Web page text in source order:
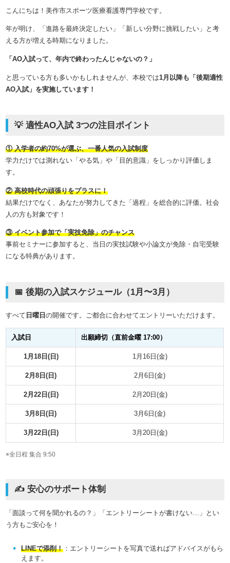
こんにちは！美作市スポーツ医療看護専門学校です。
年が明け、「進路を最終決定したい」「新しい分野に挑戦したい」と考
える方が増える時期になりました。
「AO入試って、年内で終わったんじゃないの？」
と思っている方も多いかもしれませんが、本校では1月以降も「後期適性
AO入試」を実施しています！
💡 適性AO入試 3つの注目ポイント
① 入学者の約70%が選ぶ、一番人気の入試制度
学力だけでは測れない「やる気」や「目的意識」をしっかり評価しま
す。
② 高校時代の頑張りをプラスに！
結果だけでなく、あなたが努力してきた「過程」を総合的に評価。社会
人の方も対象です！
③ イベント参加で「実技免除」のチャンス
事前セミナーに参加すると、当日の実技試験や小論文が免除・自宅受験
になる特典があります。
📅 後期の入試スケジュール（1月〜3月）
すべて 日曜日の開催です。ご都合に合わせてエントリーいただけます。
入試日 出願締切（直前金曜 17:00）
1月18日(日) 1月16日(金)
2月8日(日) 2月6日(金)
2月22日(日) 2月20日(金)
3月8日(日) 3月6日(金)
3月22日(日) 3月20日(金)
※全日程 集合 9:50
✍️ 安心のサポート体制
「面談って何を聞かれるの？」「エントリーシートが書けない…」とい
う方もご安心を！
LINEで添削！：エントリーシートを写真で送ればアドバイスがもら
えます。